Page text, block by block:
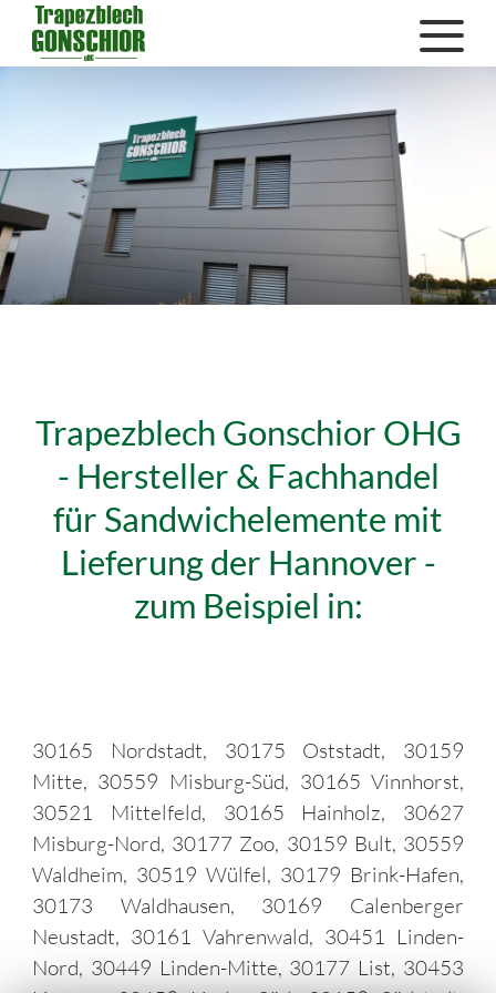
Trapezblech Gonschior OHG
- Hersteller & Fachhandel
für Sandwichelemente mit
Lieferung der Hannover -
zum Beispiel in:
30165 Nordstadt, 30175 Oststadt, 30159
Mitte, 30559 Misburg-Süd, 30165 Vinnhorst,
30521 Mittelfeld, 30165 Hainholz, 30627
Misburg-Nord, 30177 Zoo, 30159 Bult, 30559
Waldheim, 30519 Wülfel, 30179 Brink-Hafen,
30173 Waldhausen, 30169 Calenberger
Neustadt, 30161 Vahrenwald, 30451 Linden-
Nord, 30449 Linden-Mitte, 30177 List, 30453